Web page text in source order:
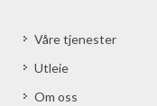
Våre tjenester
Utleie
Om oss